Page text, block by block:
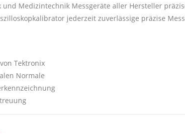
Medizintechnik Messgeräte aller Hersteller
jederzeit zuverlässige präzise
Tektronix
Normale